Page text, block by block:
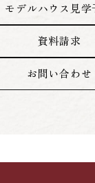
モデルハウス見学
資料請求
お問い合わせ